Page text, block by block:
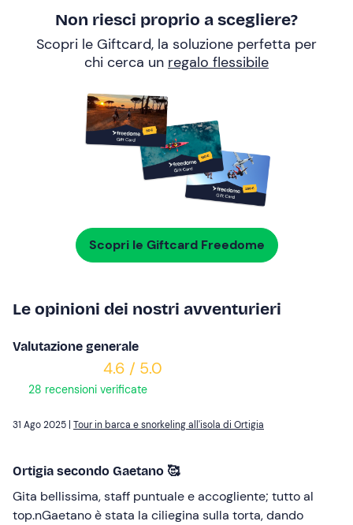
Non riesci proprio a scegliere?
Scopri le Giftcard, la soluzione perfetta per
chi cerca un regalo flessibile
Scopri le Giftcard Freedome
Le opinioni dei nostri avventurieri
Valutazione generale
4.6 / 5.0
28 recensioni verificate
31 Ago 2025 | Tour in barca e snorkeling all'isola di Ortigia
Ortigia secondo Gaetano 🥰
Gita bellissima, staff puntuale e accogliente; tutto al
top.nGaetano è stata la ciliegina sulla torta, dando